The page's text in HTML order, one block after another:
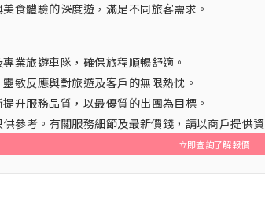
食體驗的深度遊，滿足不同旅客需求。
業旅遊車隊，確保旅程順暢舒適。
敏反應與對旅遊及客戶的無限熱忱。
升服務品質，以最優質的出團為目標。
參考。有關服務細節及最新價錢，請以商戶提供資
立即查詢了解報價